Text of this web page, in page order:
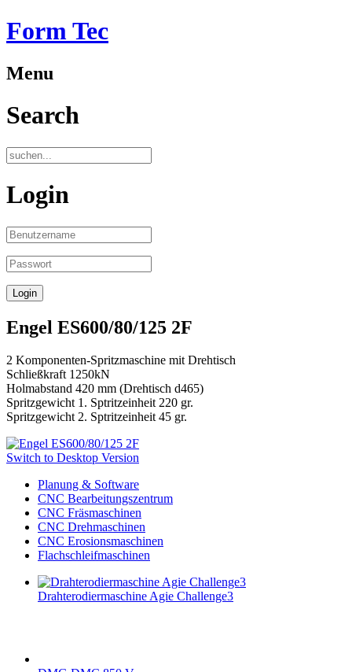
Form Tec
Menu
Search
Login
Engel ES600/80/125 2F
2 Komponenten-Spritzmaschine mit Drehtisch
Schließkraft 1250kN
Holmabstand 420 mm (Drehtisch d465)
Spritzgewicht 1. Sptritzeinheit 220 gr.
Spritzgewicht 2. Sptritzeinheit 45 gr.
Switch to Desktop Version
Planung & Software
CNC Bearbeitungszentrum
CNC Fräsmaschinen
CNC Drehmaschinen
CNC Erosionsmaschinen
Flachschleifmaschinen
Drahterodiermaschine Agie Challenge3